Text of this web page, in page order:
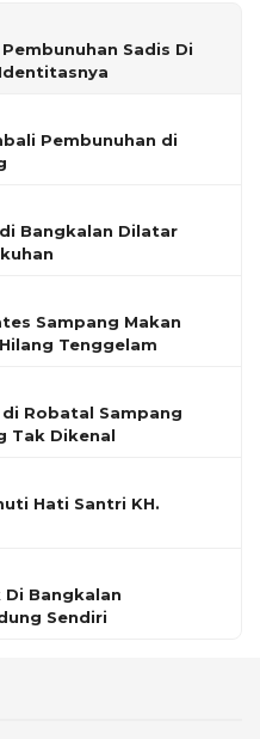
Sadis Di
Pembunuhan di
Bangkalan Dilatar
Sampang Makan
Tenggelam
Robatal Sampang
Tak Dikenal
Hati Santri KH.
Di Bangkalan
Sendiri